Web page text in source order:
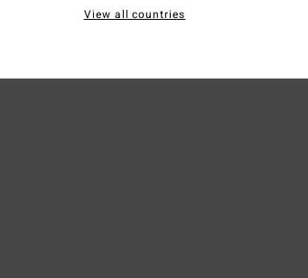
View all countries